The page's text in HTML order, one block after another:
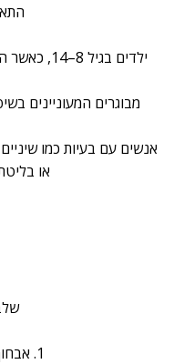
ילדים בגיל 8–14, כאשר השיניים הקבועות מתחילות לצמוח.
מבוגרים המעוניינים
אנשים עם בעיות כמו
או
1. אבחון ותכנון הטיפול